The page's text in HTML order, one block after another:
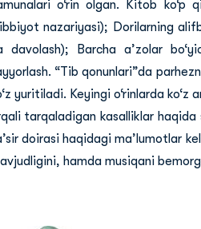
o‘rin olgan. Kitob ko‘p
nazariyasi); Dorilarning
davolash); Barcha a’zolar
“Tib qonunlari”da
yuritiladi. Keyingi o‘rinlarda
tarqaladigan kasalliklar haqida
doirasi haqidagi ma’lumotlar
hamda musiqani